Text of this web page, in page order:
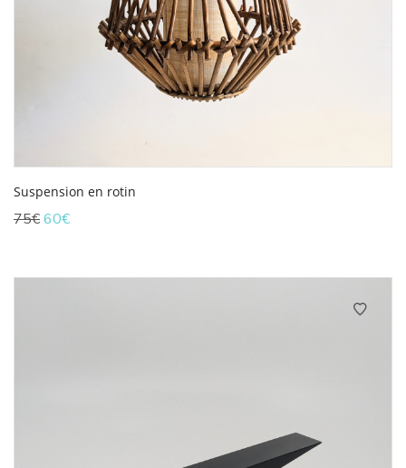
Suspension en rotin
75€Le
était :
60€Le
est :